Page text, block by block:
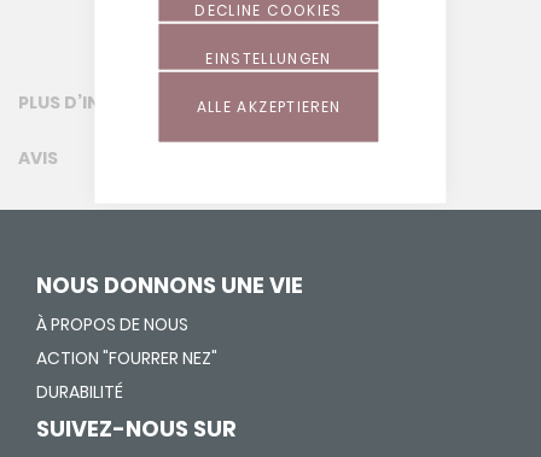
ALLE AKZEPTIEREN
EINSTELLUNGEN
DECLINE COOKIES
PLUS D’INFORMATION
AVIS
NOUS DONNONS UNE VIE
À PROPOS DE NOUS
ACTION "FOURRER NEZ"
DURABILITÉ
SUIVEZ-NOUS SUR